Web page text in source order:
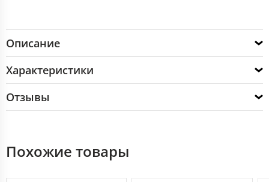
Описание
Характеристики
Отзывы
Похожие товары